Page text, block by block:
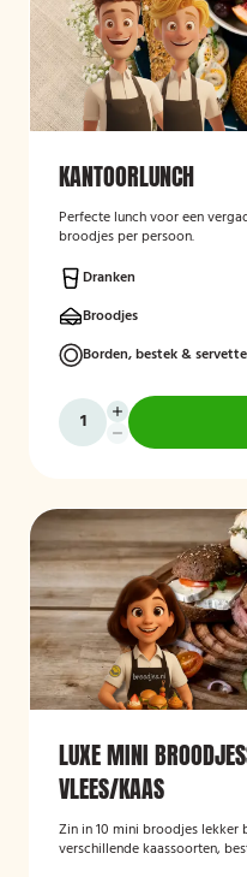
KANTOORLUNCH
Perfecte lunch voor een
broodjes per persoon.
Dranken
Broodjes
Borden, bestek &
LUXE MINI
VLEES/KAAS
Zin in 10 mini broodjes
verschillende kaassoorten,